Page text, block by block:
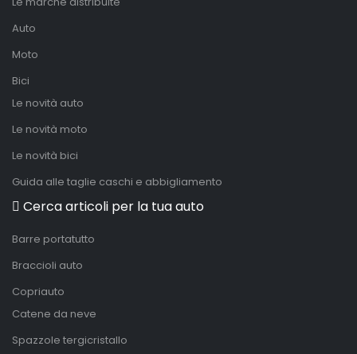
Auto
Moto
Bici
Le novità auto
Le novità moto
Le novità bici
Guida alle taglie caschi e abbigliamento
Cerca articoli per la tua auto
Barre portatutto
Braccioli auto
Copriauto
Catene da neve
Spazzole tergicristallo